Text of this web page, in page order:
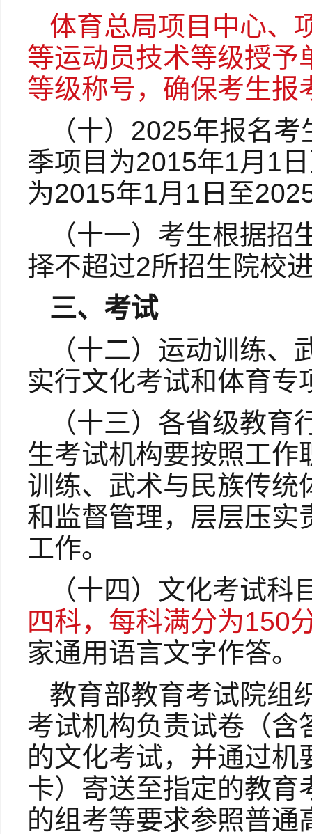
体育总局项目中心、
等运动员技术等级授予
等级称号，确保考生报
（十） 2025年报名考
季项目为2015年1月1
为2015年1月1日至
（十一） 考生根据招
择不超过2所招生院校
三、考试
（十二）运动训练
实行文化考试和体育专
（十三）各省级教
生考试机构要按照工作
训练、武术与民族传统
和监督管理，层层压实
工作。
（十四）文化考试科
四科，每科满分为150
家通用语言文字作答。
教育部教育考试院组
考试机构负责试卷（含
的文化考试，并通过机
卡）寄送至指定的教育
的组考等要求参照普